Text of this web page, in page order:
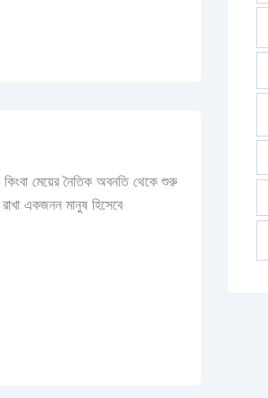
কিংবা মেয়ের নৈতিক অবনতি থেকে শুরু
একজনন মানুষ হিসেবে